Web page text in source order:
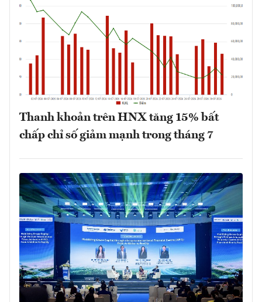
Thanh khoản trên HNX tăng 15% bất
chấp chỉ số giảm mạnh trong tháng 7